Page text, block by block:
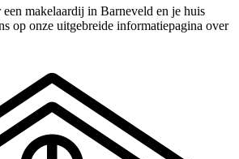
makelaardij in Barneveld en je huis
op onze uitgebreide informatiepagina over